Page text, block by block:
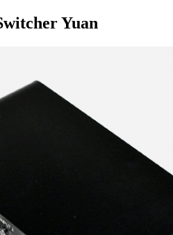
Yuan